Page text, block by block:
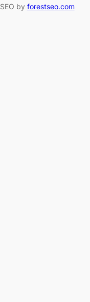
SEO by forestseo.com